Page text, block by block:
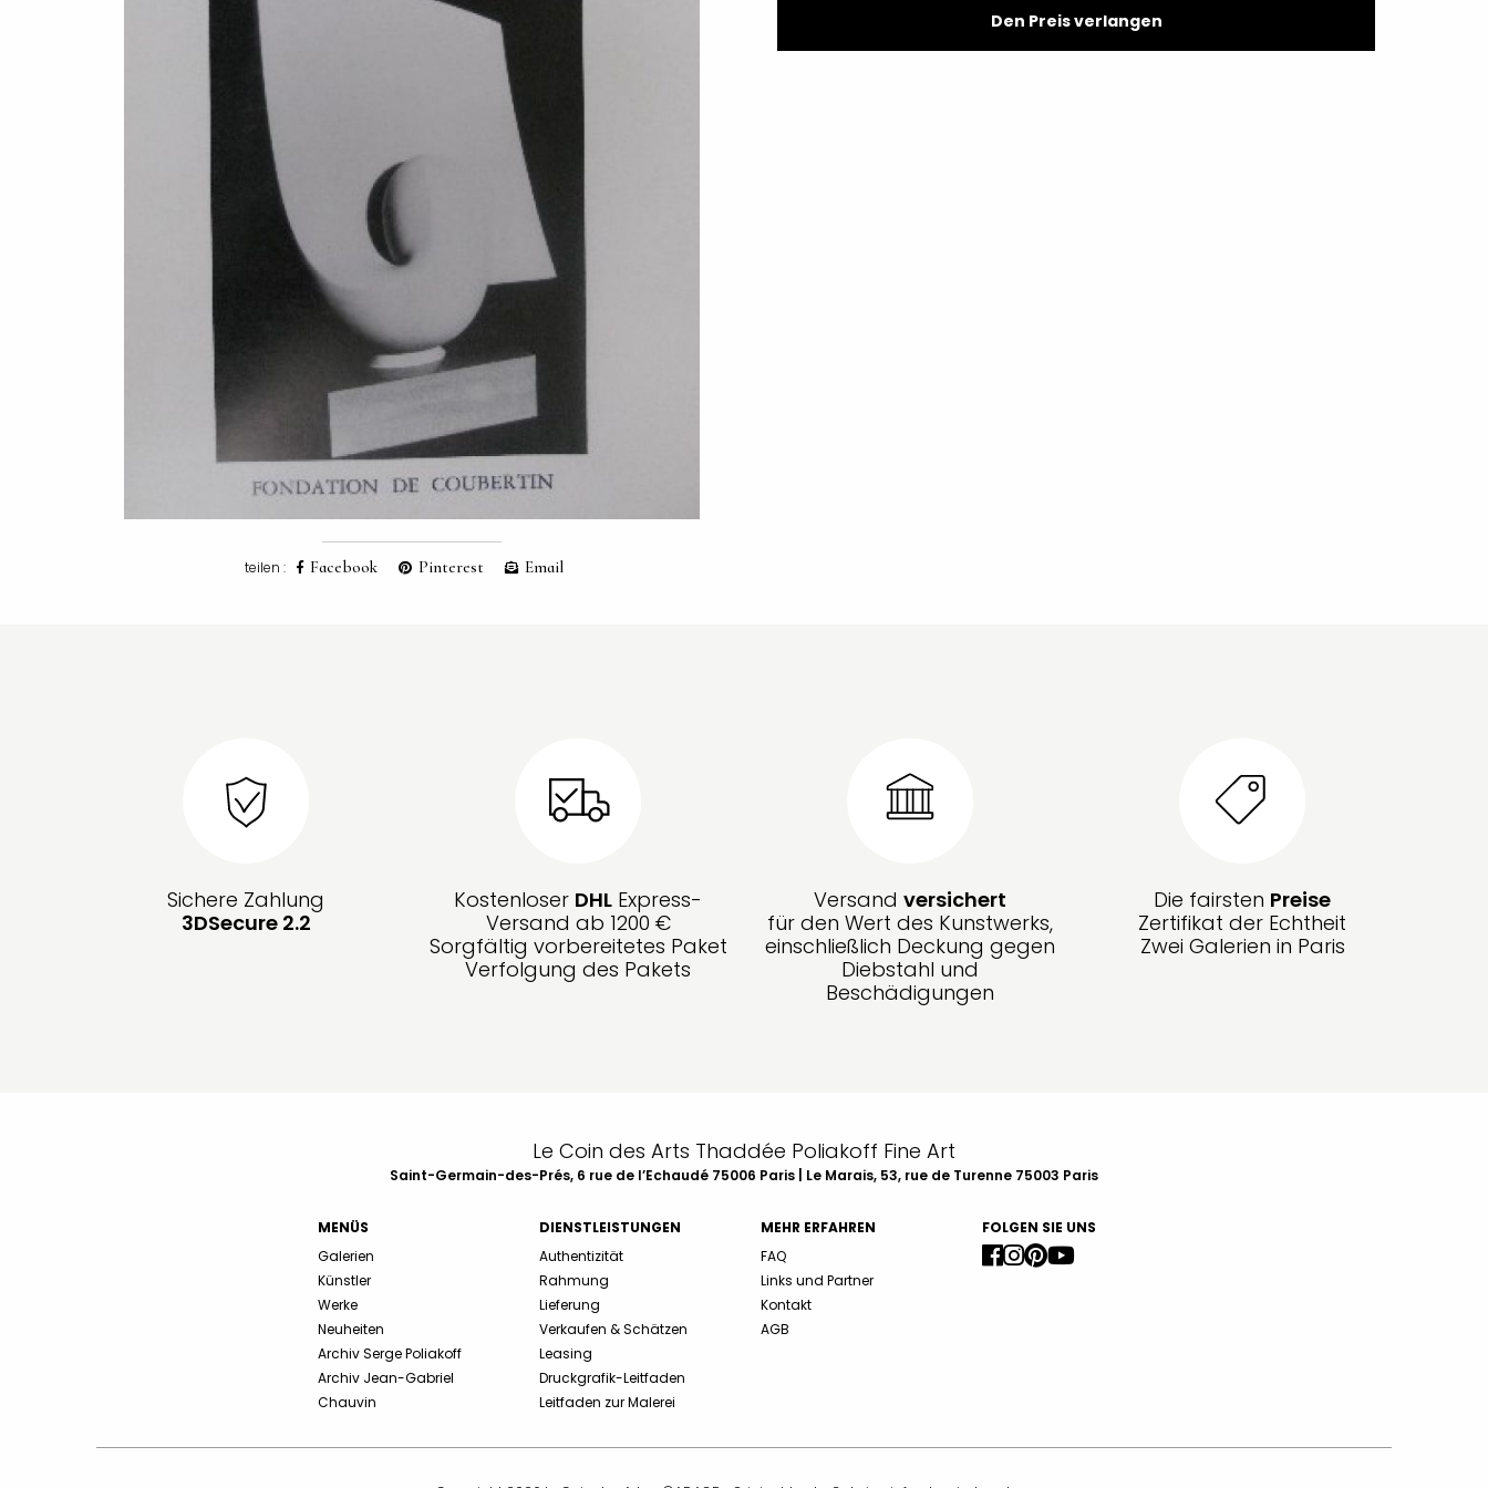
teilen : Facebook Pinterest Email
Den Preis verlangen
Sichere Zahlung
3DSecure 2.2
Kostenloser DHL Express-
Versand ab 1200 €
Sorgfältig vorbereitetes Paket
Verfolgung des Pakets
Versand versichert
für den Wert des Kunstwerks,
einschließlich Deckung gegen
Diebstahl und
Beschädigungen
Die fairsten Preise
Zertifikat der Echtheit
Zwei Galerien in Paris
Le Coin des Arts Thaddée Poliakoff Fine Art
Saint-Germain-des-Prés, 6 rue de l’Echaudé 75006 Paris | Le Marais, 53, rue de Turenne 75003 Paris
MENÜS
Galerien
Künstler
Werke
Neuheiten
Archiv Serge Poliakoff
Archiv Jean-Gabriel
Chauvin
DIENSTLEISTUNGEN
Authentizität
Rahmung
Lieferung
Verkaufen & Schätzen
Leasing
Druckgrafik-Leitfaden
Leitfaden zur Malerei
MEHR ERFAHREN
FAQ
Links und Partner
Kontakt
AGB
FOLGEN SIE UNS